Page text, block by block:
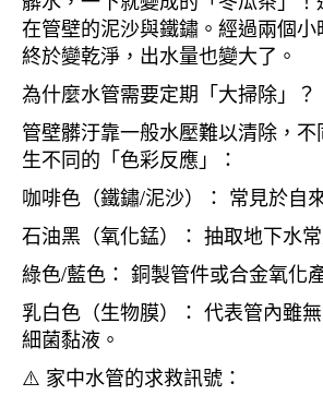
在管壁的泥沙與鐵鏽。經過兩個
終於變乾淨，出水量也變大了。
為什麼水管需要定期「大掃除」？
管壁髒汙靠一般水壓難以清除，
生不同的「色彩反應」：
咖啡色（鐵鏽/泥沙）： 常見於自
石油黑（氧化錳）： 抽取地下水
綠色/藍色： 銅製管件或合金氧化
乳白色（生物膜）： 代表管內雖
細菌黏液。
⚠️ 家中水管的求救訊號：